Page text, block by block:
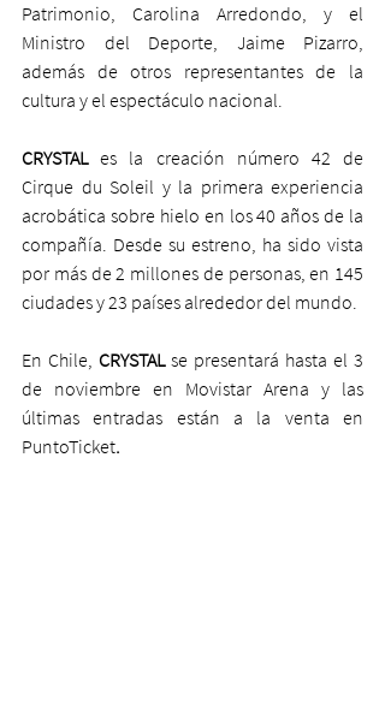
Patrimonio, Carolina Arredondo, y el
Ministro del Deporte, Jaime Pizarro,
además de otros representantes de la
cultura y el espectáculo nacional.
CRYSTAL es la creación número 42 de
Cirque du Soleil y la primera experiencia
acrobática sobre hielo en los 40 años de la
compañía. Desde su estreno, ha sido vista
por más de 2 millones de personas, en 145
ciudades y 23 países alrededor del mundo.
En Chile, CRYSTAL se presentará hasta el 3
de noviembre en Movistar Arena y las
últimas entradas están a la venta en
PuntoTicket.